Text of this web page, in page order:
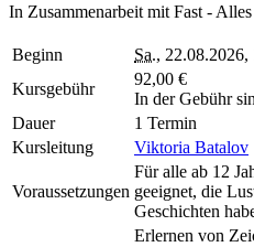
In Zusammenarbeit mit Fast -
Beginn Sa.,
Kursgebühr
92,00 €
In der Gebühr
Dauer
1 Termin
Kursleitung
Viktoria Batalov
Voraussetzungen
Für alle ab 12
geeignet, die
Geschichten
Erlernen von